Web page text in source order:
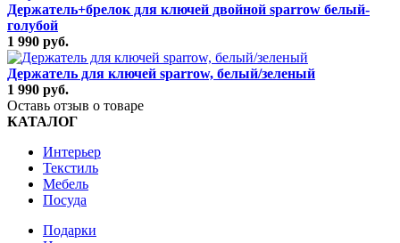
Держатель+брелок для ключей двойной sparrow белый-
голубой
1 990 руб.
Держатель для ключей sparrow, белый/зеленый
1 990 руб.
Оставь отзыв о товаре
КАТАЛОГ
Интерьер
Текстиль
Мебель
Посуда
Подарки